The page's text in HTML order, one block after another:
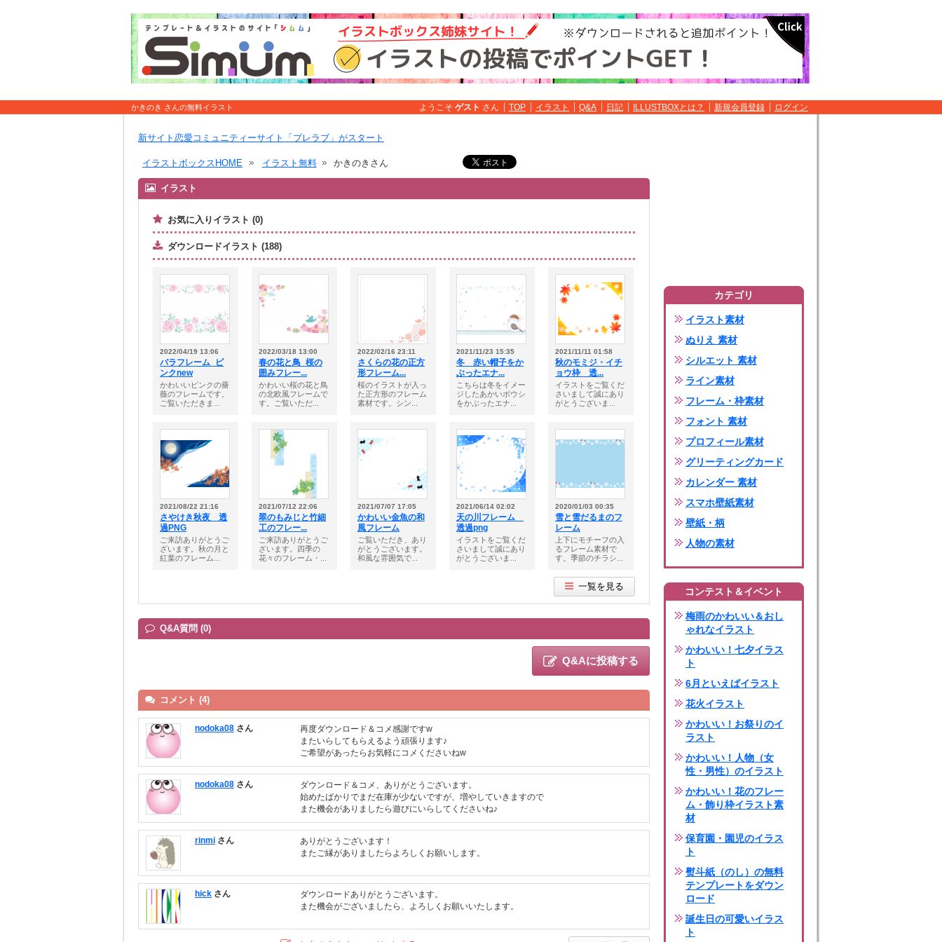
かきのき さんの無料イラスト ようこそ ゲスト さん TOP イラスト Q&A 日記 ILLUSTBOXとは？ 新規会員登録 ログイン
新サイト恋愛コミュニティーサイト「ブレラブ」がスタート
イラストボックスHOME イラスト無料 かきのきさん
イラスト
お気に入りイラスト (0)
ダウンロードイラスト (188)
2022/04/19 13:06
バラフレーム_ピ
ンクnew
かわいいピンクの薔
薇のフレームです。
ご覧いただきま...
2022/03/18 13:00
春の花と鳥_桜の
囲みフレー...
かわいい桜の花と鳥
の北欧風フレームで
す。ご覧いただ...
2022/02/16 23:11
さくらの花の正方
形フレーム...
桜のイラストが入っ
た正方形のフレーム
素材です。シン...
2021/11/23 15:35
冬 赤い帽子をか
ぶったエナ...
こちらは冬をイメー
ジしたあかいボウシ
をかぶったエナ...
2021/11/11 01:58
秋のモミジ・イチ
ョウ枠 透...
イラストをご覧くだ
さいまして誠にあり
がとうございま...
2021/08/22 21:16
さやけき秋夜 透
過PNG
ご来訪ありがとうご
ざいます。秋の月と
紅葉のフレーム...
2021/07/12 22:06
翠のもみじと竹細
工のフレー...
ご来訪ありがとうご
ざいます。四季の
花々のフレーム・...
2021/07/07 17:05
かわいい金魚の和
風フレーム
ご覧いただき、あり
がとうございます。
和風な雰囲気で...
2021/06/14 02:02
天の川フレーム
透過png
イラストをご覧くだ
さいまして誠にあり
がとうございま...
2020/01/03 00:35
雪と雪だるまのフ
レーム
上下にモチーフの入
るフレーム素材で
す。季節のチラシ...
一覧を見る
Q&A質問 (0)
Q&Aに投稿する
コメント (4)
nodoka08 さん
再度ダウンロード＆コメ感謝ですw
またいらしてもらえるよう頑張ります♪
ご希望があったらお気軽にコメくださいねw
nodoka08 さん
ダウンロード＆コメ、ありがとうございます。
始めたばかりでまだ在庫が少ないですが、増やしていきますので
また機会がありましたら遊びにいらしてくださいね♪
rinmi さん
ありがとうございます！
またご縁がありましたらよろしくお願いします。
hick さん
ダウンロードありがとうございます。
また機会がございましたら、よろしくお願いいたします。
カテゴリ
イラスト素材
ぬりえ 素材
シルエット 素材
ライン素材
フレーム・枠素材
フォント 素材
プロフィール素材
グリーティングカード
カレンダー 素材
スマホ壁紙素材
壁紙・柄
人物の素材
コンテスト＆イベント
梅雨のかわいい＆おし
ゃれなイラスト
かわいい！七夕イラス
ト
6月といえばイラスト
花火イラスト
かわいい！お祭りのイ
ラスト
かわいい！人物（女
性・男性）のイラスト
かわいい！花のフレー
ム・飾り枠イラスト素
材
保育園・園児のイラス
ト
熨斗紙（のし）の無料
テンプレートをダウン
ロード
誕生日の可愛いイラス
ト